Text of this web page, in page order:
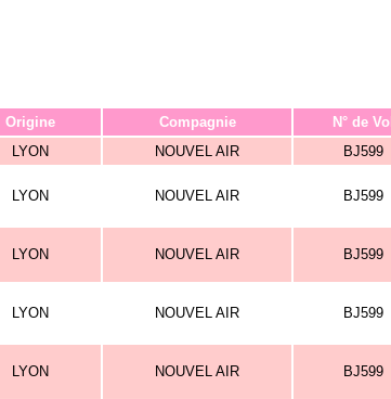
Origine Compagnie N° de Vol
LYON NOUVEL AIR BJ599
LYON NOUVEL AIR BJ599
LYON NOUVEL AIR BJ599
LYON NOUVEL AIR BJ599
LYON NOUVEL AIR BJ599